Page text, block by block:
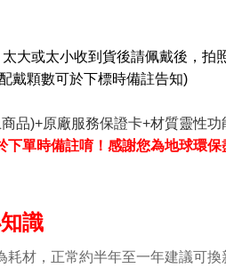
大或太小收到貨後請佩戴後， 拍
戴顆數可於下標時備註告知)
品)+原廠服務保證卡+材質靈性功
單時備註唷！感謝您為地球環保
識
材，正常約半年至一年建議可